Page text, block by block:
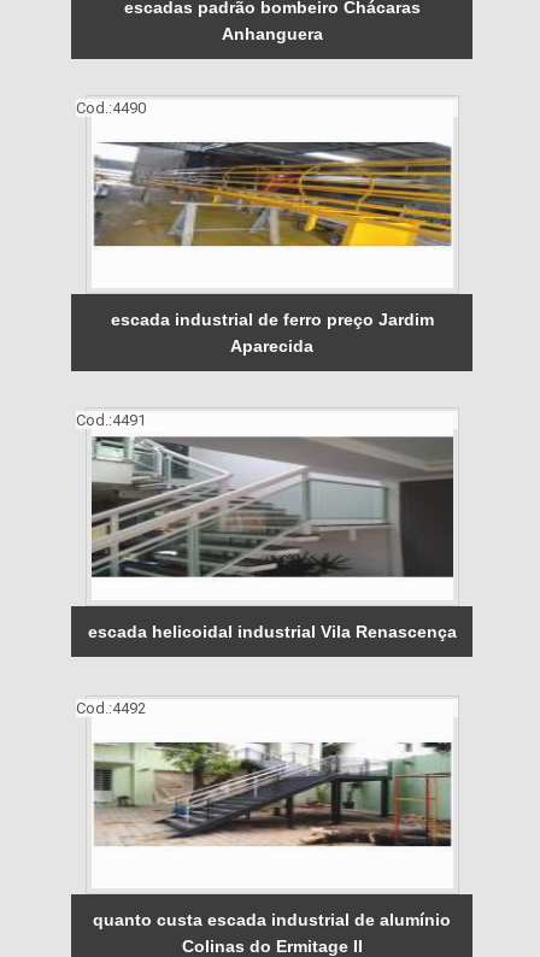
escadas padrão bombeiro Chácaras
Anhanguera
Cod.:4490
escada industrial de ferro preço Jardim
Aparecida
Cod.:4491
escada helicoidal industrial Vila Renascença
Cod.:4492
quanto custa escada industrial de alumínio
Colinas do Ermitage II